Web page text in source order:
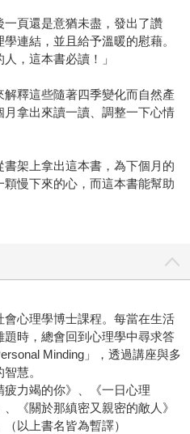
一頁還是意猶未盡，發出了讚
連結，並且給予溫暖的慰藉。
，這本書必讀！」
解釋這些隨著四季變化而自然產
拿出來讀一讀、調整一下心情
書架上拿出這本書，為下個月的
慢下來的心，而這本書能幫助
心理學博士課程。每當在生活
時，總會回到心理學中尋求答
Minding」，透過講座與多
慧。
力竭的你》、《一日心理
《關於那縝密又親密的敵人》
以上書名皆為暫譯）